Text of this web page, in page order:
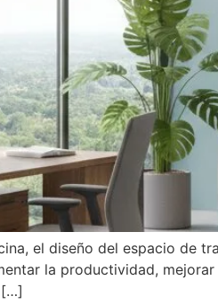
el diseño del espacio de
la productividad,
[…]